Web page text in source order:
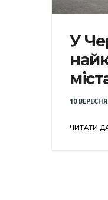
У
10 ВЕРЕСНЯ
ЧИТАТИ